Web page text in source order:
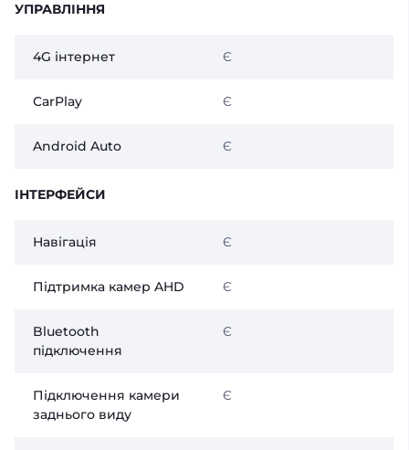
УПРАВЛІННЯ
4G інтернет Є
CarPlay Є
Android Auto Є
ІНТЕРФЕЙСИ
Навігація Є
Підтримка камер AHD Є
Bluetooth
підключення
Є
Підключення камери
заднього виду
Є